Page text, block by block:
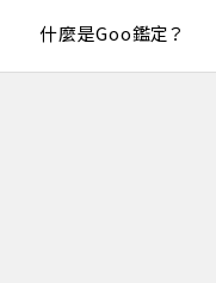
什麼是Goo鑑定？